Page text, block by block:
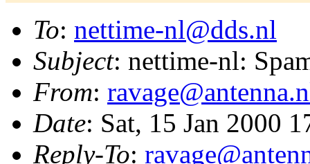
To: nettime-nl@dds.nl
Subject: nettime-nl:
From:
Date: Sat, 15 Jan 2000
Reply-To: